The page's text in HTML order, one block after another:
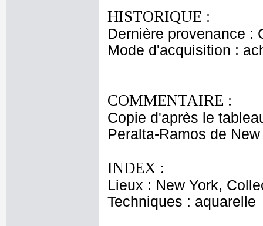
HISTORIQUE :
Dernière provenance :
Mode d'acquisition :
COMMENTAIRE :
Copie d'après le
Peralta-Ramos de
INDEX :
Lieux : New York,
Techniques : aquarelle